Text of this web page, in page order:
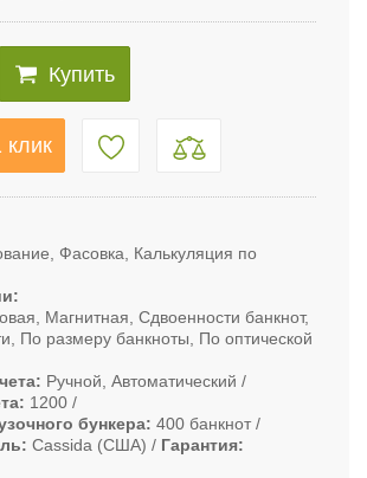
Купить
клик
Фасовка, Калькуляция по
Магнитная, Сдвоенности банкнот,
По размеру банкноты, По оптической
Ручной, Автоматический
1200
бункера 400 банкнот
Cassida (США)
Гарантия